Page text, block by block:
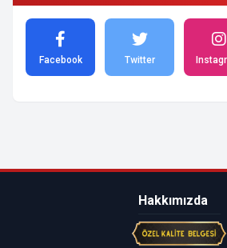
Facebook Twitter
Hakkımızda